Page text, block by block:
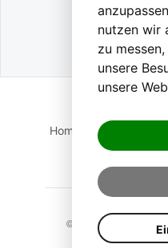
nutzen wir
zu
unsere
unsere
Home Suche
© 2023 BLO24.at –